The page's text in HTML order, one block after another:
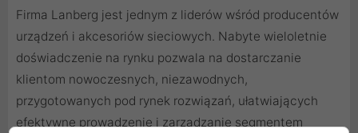
Firma Lanberg jest jednym z liderów wśród producentów
urządzeń i akcesoriów sieciowych. Nabyte wieloletnie
doświadczenie na rynku pozwala na dostarczanie
klientom nowoczesnych, niezawodnych,
przygotowanych pod rynek rozwiązań, ułatwiających
efektywne prowadzenie i zarządzanie segmentem